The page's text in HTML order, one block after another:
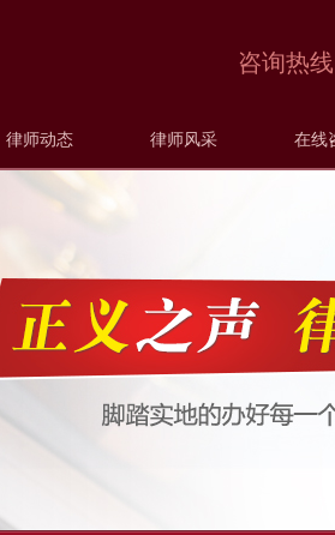
咨询热线
律师动态 律师风采 在线